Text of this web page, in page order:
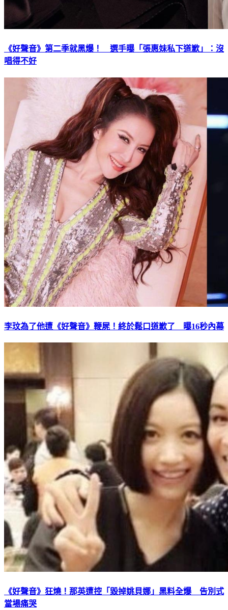
《好聲音》第二季就黑爆！ 選手曝「張惠妹私下道歉」：沒
唱得不好
李玟為了他遭《好聲音》鞭屍！終於鬆口道歉了 曝16秒內幕
《好聲音》狂燒！那英遭控「毀掉姚貝娜」黑料全爆 告別式
當場痛哭